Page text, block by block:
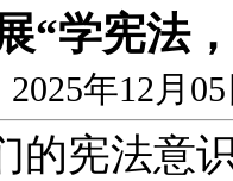
“学宪法
2025年12月
的宪法意